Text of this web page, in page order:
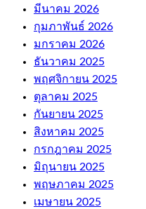
มีนาคม 2026
กุมภาพันธ์ 2026
มกราคม 2026
ธันวาคม 2025
พฤศจิกายน 2025
ตุลาคม 2025
กันยายน 2025
สิงหาคม 2025
กรกฎาคม 2025
มิถุนายน 2025
พฤษภาคม 2025
เมษายน 2025